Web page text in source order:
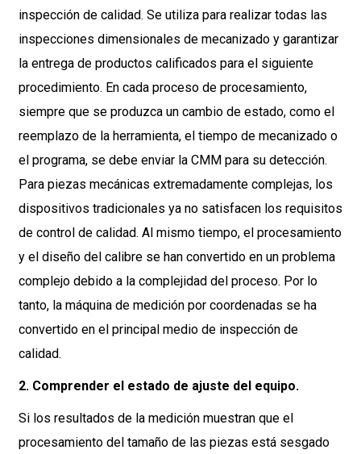
inspección de calidad. Se utiliza para realizar todas las
inspecciones dimensionales de mecanizado y garantizar
la entrega de productos calificados para el siguiente
procedimiento. En cada proceso de procesamiento,
siempre que se produzca un cambio de estado, como el
reemplazo de la herramienta, el tiempo de mecanizado o
el programa, se debe enviar la CMM para su detección.
Para piezas mecánicas extremadamente complejas, los
dispositivos tradicionales ya no satisfacen los requisitos
de control de calidad. Al mismo tiempo, el procesamiento
y el diseño del calibre se han convertido en un problema
complejo debido a la complejidad del proceso. Por lo
tanto, la máquina de medición por coordenadas se ha
convertido en el principal medio de inspección de
calidad.
2. Comprender el estado de ajuste del equipo.
Si los resultados de la medición muestran que el
procesamiento del tamaño de las piezas está sesgado